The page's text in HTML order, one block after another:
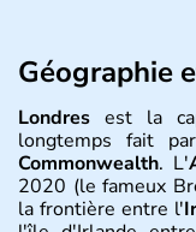
Géographie
Londres est la
longtemps fait
Commonwealth. L'
2020 (le fameux
la frontière entre l'